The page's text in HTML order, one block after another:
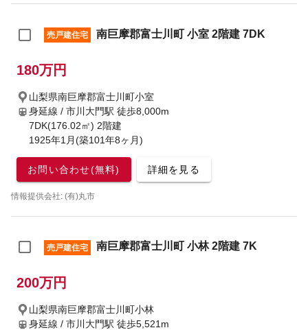
売戸建住宅 南巨摩郡富士川町 小室 2階建 7DK
180万円
山梨県南巨摩郡富士川町小室
身延線 / 市川大門駅 徒歩8,000m
7DK(176.02㎡) 2階建
1925年1月(築101年8ヶ月)
お問い合わせ(無料) 詳細を見る
情報提供会社: (有)丸市
売戸建住宅 南巨摩郡富士川町 小林 2階建 7K
200万円
山梨県南巨摩郡富士川町小林
身延線 / 市川大門駅 徒歩5,521m